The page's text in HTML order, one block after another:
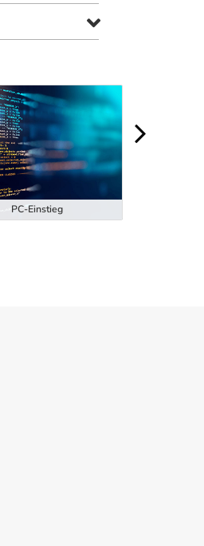
PC-Einstieg